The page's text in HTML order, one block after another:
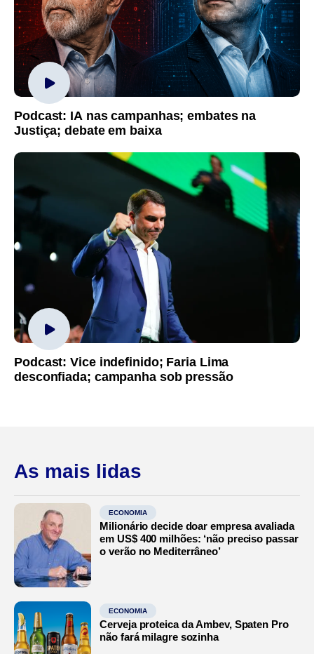
Podcast: IA nas campanhas; embates na
Justiça; debate em baixa
Podcast: Vice indefinido; Faria Lima
desconfiada; campanha sob pressão
As mais lidas
ECONOMIA
Milionário decide doar empresa avaliada
em US$ 400 milhões: ‘não preciso passar
o verão no Mediterrâneo’
ECONOMIA
Cerveja proteica da Ambev, Spaten Pro
não fará milagre sozinha